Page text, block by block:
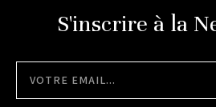
S'inscrire à la